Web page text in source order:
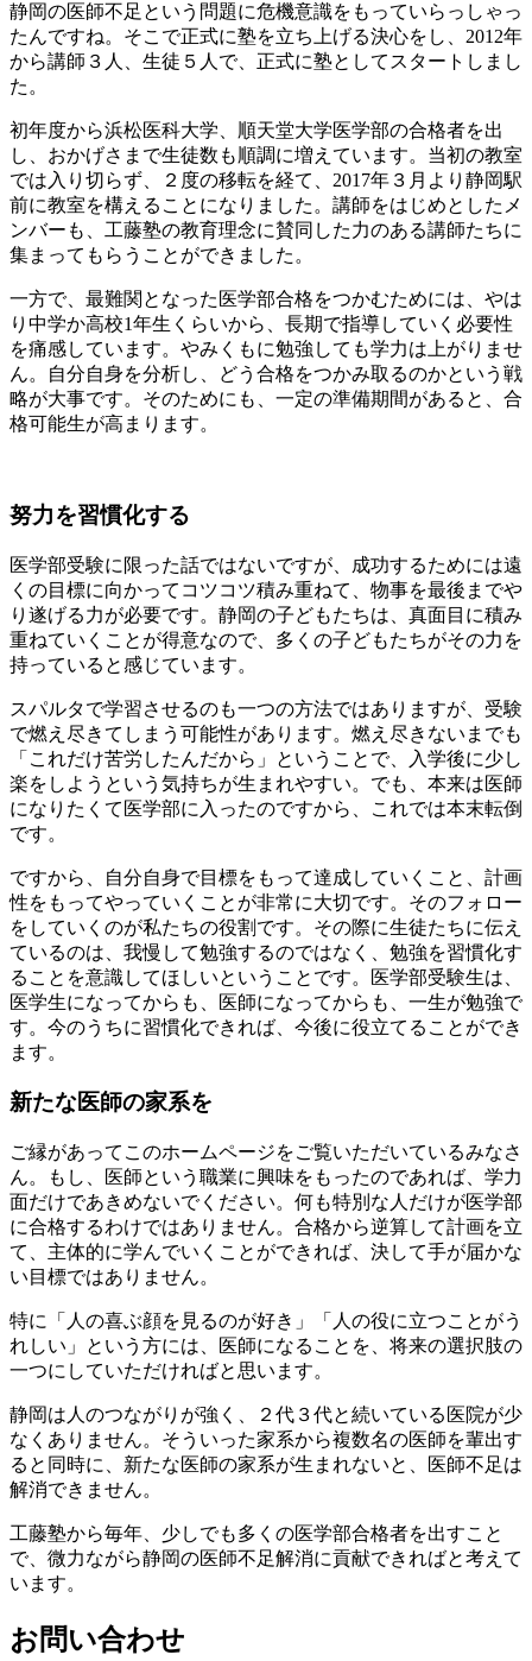
静岡の医師不足という問題に危機意識をもっていらっしゃっ
たんですね。そこで正式に塾を立ち上げる決心をし、2012年
から講師３人、生徒５人で、正式に塾としてスタートしまし
た。
初年度から浜松医科大学、順天堂大学医学部の合格者を出
し、おかげさまで生徒数も順調に増えています。当初の教室
では入り切らず、２度の移転を経て、2017年３月より静岡駅
前に教室を構えることになりました。講師をはじめとしたメ
ンバーも、工藤塾の教育理念に賛同した力のある講師たちに
集まってもらうことができました。
一方で、最難関となった医学部合格をつかむためには、やは
り中学か高校1年生くらいから、長期で指導していく必要性
を痛感しています。やみくもに勉強しても学力は上がりませ
ん。自分自身を分析し、どう合格をつかみ取るのかという戦
略が大事です。そのためにも、一定の準備期間があると、合
格可能生が高まります。
努力を習慣化する
医学部受験に限った話ではないですが、成功するためには遠
くの目標に向かってコツコツ積み重ねて、物事を最後までや
り遂げる力が必要です。静岡の子どもたちは、真面目に積み
重ねていくことが得意なので、多くの子どもたちがその力を
持っていると感じています。
スパルタで学習させるのも一つの方法ではありますが、受験
で燃え尽きてしまう可能性があります。燃え尽きないまでも
「これだけ苦労したんだから」ということで、入学後に少し
楽をしようという気持ちが生まれやすい。でも、本来は医師
になりたくて医学部に入ったのですから、これでは本末転倒
です。
ですから、自分自身で目標をもって達成していくこと、計画
性をもってやっていくことが非常に大切です。そのフォロー
をしていくのが私たちの役割です。その際に生徒たちに伝え
ているのは、我慢して勉強するのではなく、勉強を習慣化す
ることを意識してほしいということです。医学部受験生は、
医学生になってからも、医師になってからも、一生が勉強で
す。今のうちに習慣化できれば、今後に役立てることができ
ます。
新たな医師の家系を
ご縁があってこのホームページをご覧いただいているみなさ
ん。もし、医師という職業に興味をもったのであれば、学力
面だけであきめないでください。何も特別な人だけが医学部
に合格するわけではありません。合格から逆算して計画を立
て、主体的に学んでいくことができれば、決して手が届かな
い目標ではありません。
特に「人の喜ぶ顔を見るのが好き」「人の役に立つことがう
れしい」という方には、医師になることを、将来の選択肢の
一つにしていただければと思います。
静岡は人のつながりが強く、２代３代と続いている医院が少
なくありません。そういった家系から複数名の医師を輩出す
ると同時に、新たな医師の家系が生まれないと、医師不足は
解消できません。
工藤塾から毎年、少しでも多くの医学部合格者を出すこと
で、微力ながら静岡の医師不足解消に貢献できればと考えて
います。
お問い合わせ